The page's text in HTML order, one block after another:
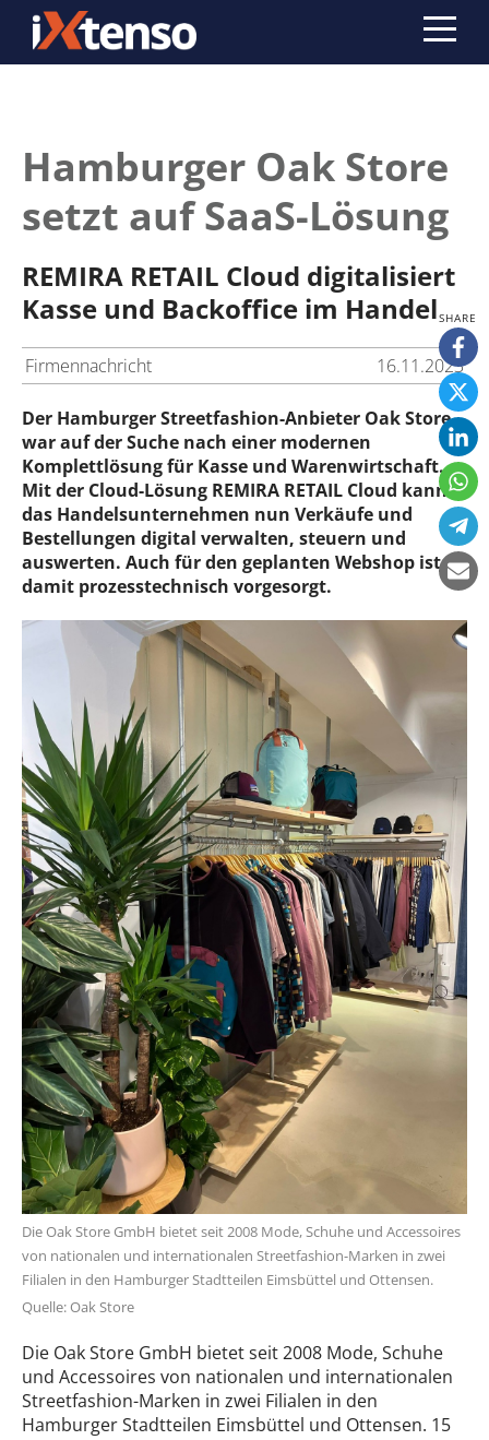
Hamburger Oak Store
setzt auf SaaS-Lösung
REMIRA RETAIL Cloud digitalisiert
Kasse und Backoffice im Handel
Firmennachricht 16.11.2023
Der Hamburger Streetfashion-Anbieter Oak Store
war auf der Suche nach einer modernen
Komplettlösung für Kasse und Warenwirtschaft.
Mit der Cloud-Lösung REMIRA RETAIL Cloud kann
das Handelsunternehmen nun Verkäufe und
Bestellungen digital verwalten, steuern und
auswerten. Auch für den geplanten Webshop ist
damit prozesstechnisch vorgesorgt.
Die Oak Store GmbH bietet seit 2008 Mode, Schuhe und Accessoires
von nationalen und internationalen Streetfashion-Marken in zwei
Filialen in den Hamburger Stadtteilen Eimsbüttel und Ottensen.
Quelle: Oak Store
Die Oak Store GmbH bietet seit 2008 Mode, Schuhe
und Accessoires von nationalen und internationalen
Streetfashion-Marken in zwei Filialen in den
Hamburger Stadtteilen Eimsbüttel und Ottensen. 15